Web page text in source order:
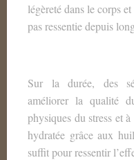
légèreté dans le corps
pas ressentie depuis
Sur la durée, des
améliorer la qualité
physiques du stress et
hydratée grâce aux
suffit pour ressentir